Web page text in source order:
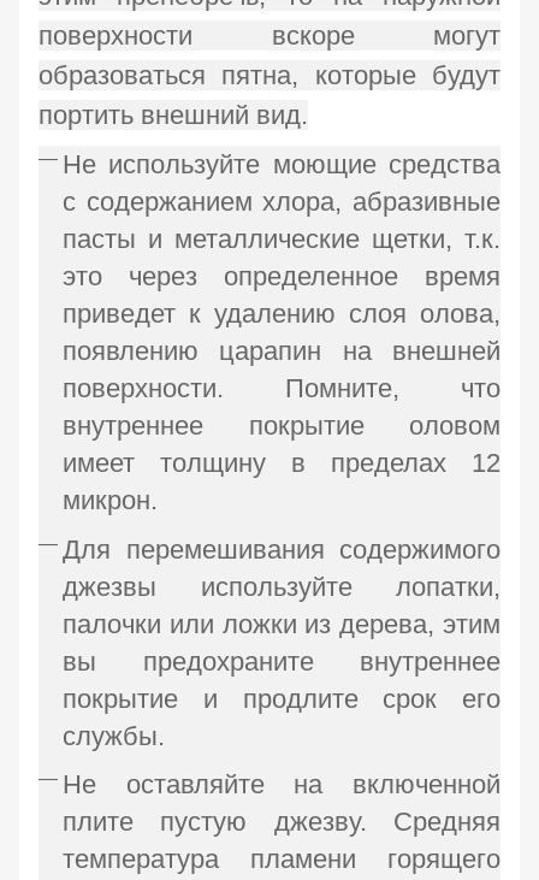
поверхности вскоре могут
образоваться пятна, которые будут
портить внешний вид.
Не используйте моющие средства
с содержанием хлора, абразивные
пасты и металлические щетки, т.к.
это через определенное время
приведет к удалению слоя олова,
появлению царапин на внешней
поверхности. Помните, что
внутреннее покрытие оловом
имеет толщину в пределах 12
микрон.
Для перемешивания содержимого
джезвы используйте лопатки,
палочки или ложки из дерева, этим
вы предохраните внутреннее
покрытие и продлите срок его
службы.
Не оставляйте на включенной
плите пустую джезву. Средняя
температура пламени горящего